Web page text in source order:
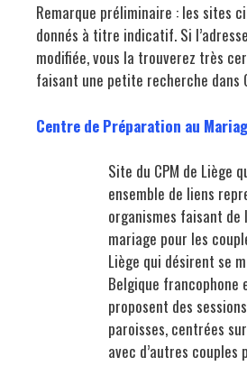
Remarque préliminaire : les sites
donnés à titre indicatif. Si
modifiée, vous la trouverez très
faisant une petite recherche dans
Centre de Préparation au
Site du CPM de Liège
ensemble de liens
organismes faisant
mariage pour les
Liège qui désirent se
Belgique francophone
proposent des
paroisses, centrées
avec d’autres couples